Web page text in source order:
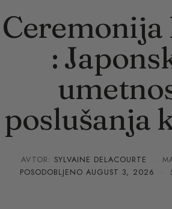
Ceremonija
:
poslušanja
AVTOR: SYLVAINE DELACOURTE ·
POSODOBLJENOAUGUST 3, 2026 ·